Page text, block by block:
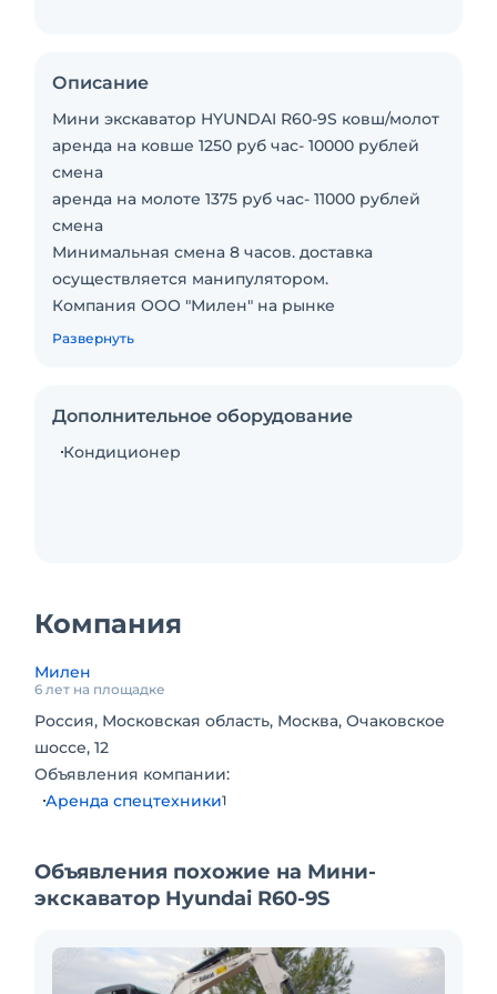
Описание
Мини экскаватор HYUNDAI R60-9S ковш/молот
аренда на ковше 1250 руб час- 10000 рублей
смена
аренда на молоте 1375 руб час- 11000 рублей
смена
Минимальная смена 8 часов. доставка
осуществляется манипулятором.
Компания ООО "Милен" на рынке
спецтехники с 2013 года, за это время мы
партнеры по бизнесу.
различной спецтехники от минипогрузчиков
любой сложности качественно и точно в срок.
менеджер, который ответит на все вопросы и
поставленных целей.
Компания ООО "Милен" - Ваш надежный
партнер.
Развернуть
Дополнительное оборудование
Кондиционер
Компания
Милен
6 лет на площадке
Россия, Московская область, Москва, Очаковское
шоссе, 12
Объявления компании:
Аренда спецтехники1
Объявления похожие на Мини-
экскаватор Hyundai R60-9S